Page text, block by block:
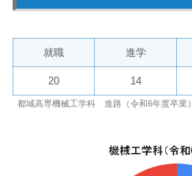
就職 進学
20 14
都城高専機械工学科 進路（令和6年度卒業）